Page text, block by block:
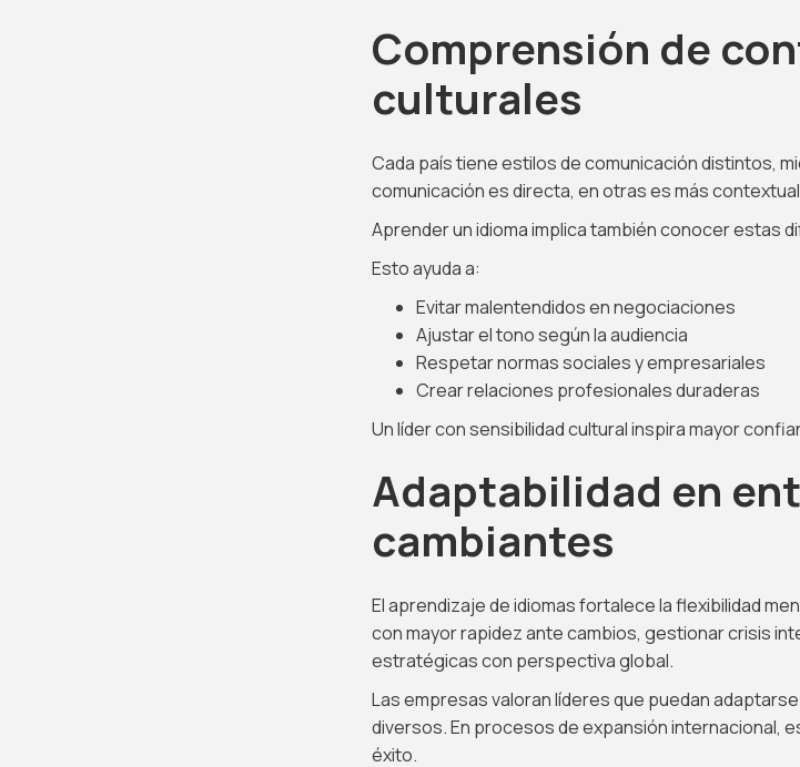
Comprensión de
culturales
Cada país tiene estilos de comunicación distintos,
comunicación es directa, en otras es más
Aprender un idioma implica también conocer estas
Esto ayuda a:
Evitar malentendidos en negociaciones
Ajustar el tono según la audiencia
Respetar normas sociales y empresariales
Crear relaciones profesionales duraderas
Un líder con sensibilidad cultural inspira mayor
Adaptabilidad en
cambiantes
El aprendizaje de idiomas fortalece la flexibilidad
con mayor rapidez ante cambios, gestionar crisis
estratégicas con perspectiva global.
Las empresas valoran líderes que puedan
diversos. En procesos de expansión internacional,
éxito.